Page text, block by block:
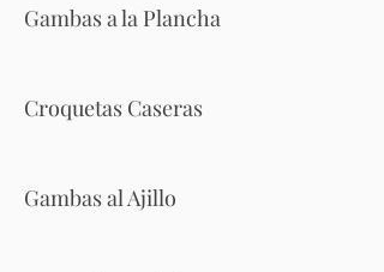
Gambas a la Plancha
Croquetas Caseras
Gambas al Ajillo